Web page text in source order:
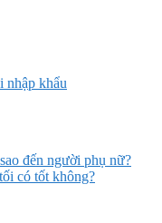
nhập khẩu
đến người phụ nữ?
có tốt không?